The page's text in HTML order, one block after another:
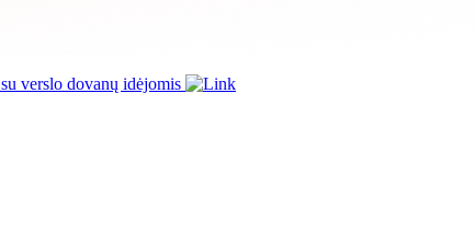
verslo dovanų idėjomis